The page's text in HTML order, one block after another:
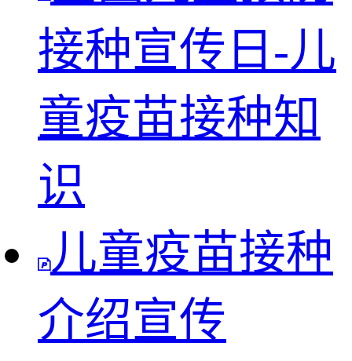
接种宣传日-儿
童疫苗接种知
识
儿童疫苗接种
介绍宣传